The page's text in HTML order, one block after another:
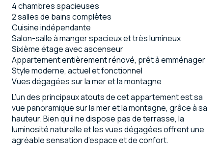
4 chambres spacieuses
2 salles de bains complètes
Cuisine indépendante
Salon-salle à manger spacieux et très lumineux
Sixième étage avec ascenseur
Appartement entièrement rénové, prêt à emménager
Style moderne, actuel et fonctionnel
Vues dégagées sur la mer et la montagne
L’un des principaux atouts de cet appartement est sa
vue panoramique sur la mer et la montagne, grâce à sa
hauteur. Bien qu’il ne dispose pas de terrasse, la
luminosité naturelle et les vues dégagées offrent une
agréable sensation d’espace et de confort.